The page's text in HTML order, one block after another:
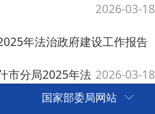
2026-03-17
当前第1/3
下一页 尾页
国家部委局网站